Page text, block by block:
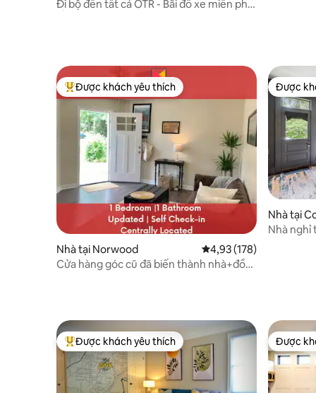
Đi bộ đến tất cả OTR - Bãi đỗ xe miễn phí -
Được khách yêu thích nhất
Được khách yêu thích
Nhà tại Norwood Xếp hạng trung bình
4,93 (178)
Cửa hàng góc cũ đã biến thành nhà+đồ
Được
Được
Nhà tại
Nhà nghỉ
Được khách yêu thích nhất
Được khách yêu thích Được
Được